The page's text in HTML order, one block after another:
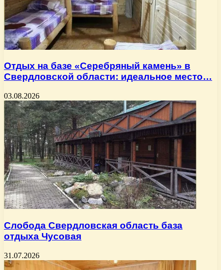
Отдых на базе «Серебряный камень» в
Свердловской области: идеальное место…
03.08.2026
Слобода Свердловская область база
отдыха Чусовая
31.07.2026